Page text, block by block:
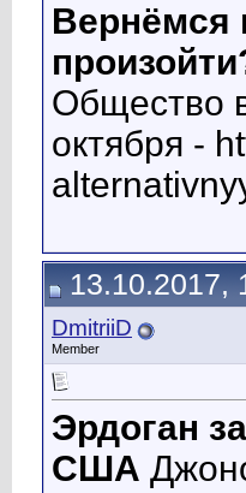
Вернёмся
Общество
октября -
13.10.2017,
DmitriiD
Member
Эрдоган
США